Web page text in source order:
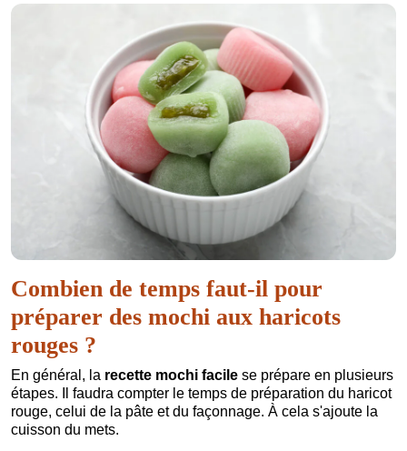
Combien de temps faut-il pour
préparer des mochi aux haricots
rouges ?
En général, la recette mochi facile se prépare en plusieurs
étapes. Il faudra compter le temps de préparation du haricot
rouge, celui de la pâte et du façonnage. À cela s'ajoute la
cuisson du mets.